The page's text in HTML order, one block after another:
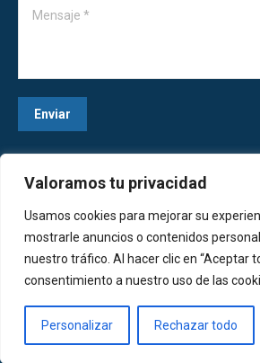
Valoramos tu privacidad
Usamos cookies para mejorar su
mostrarle anuncios o contenidos
nuestro tráfico. Al hacer clic en “Aceptar
consentimiento a nuestro uso de las
Personalizar Rechazar todo
Mensaje *
Enviar
Centro Deportivo La
Pie
ES